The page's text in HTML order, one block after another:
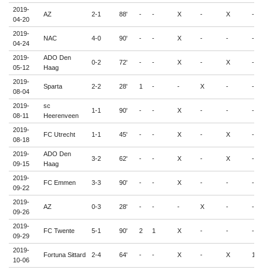
2019-
04-20
AZ 2-1 88' - - X - X -
2019-
04-24
NAC 4-0 90' - - X - - -
2019-
05-12
ADO Den
Haag
0-2 72' - - X - X -
2019-
08-04
Sparta 2-2 28' 1 - - X - -
2019-
08-11
sc
Heerenveen
1-1 90' - - X - - -
2019-
08-18
FC Utrecht 1-1 45' - - X - X -
2019-
09-15
ADO Den
Haag
3-2 62' - - X - X -
2019-
09-22
FC Emmen 3-3 90' - - X - - -
2019-
09-26
AZ 0-3 28' - - - X - -
2019-
09-29
FC Twente 5-1 90' 2 1 X - - -
2019-
10-06
Fortuna Sittard 2-4 64' - - X - X 1